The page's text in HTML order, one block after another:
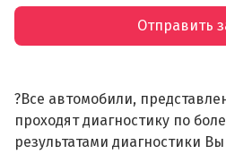
Отправить
?Все автомобили,
проходят диагностику по
результатами диагностики